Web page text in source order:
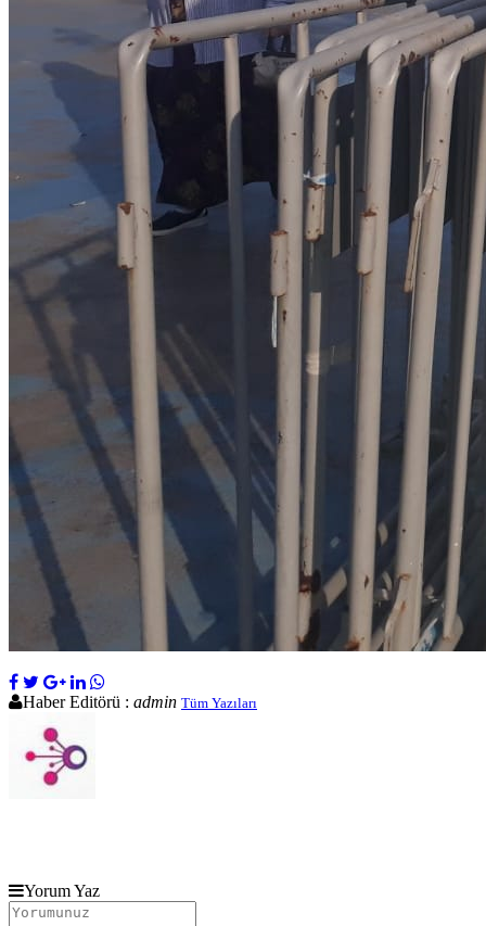
Haber Editörü : admin Tüm Yazıları
Yorum Yaz